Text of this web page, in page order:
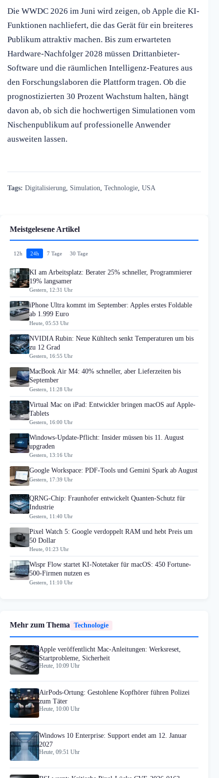
Die WWDC 2026 im Juni wird zeigen, ob Apple die KI-
Funktionen nachliefert, die das Gerät für ein breiteres
Publikum attraktiv machen. Bis zum erwarteten
Hardware-Nachfolger 2028 müssen Drittanbieter-
Software und die räumlichen Intelligenz-Features aus
den Forschungslaboren die Plattform tragen. Ob die
prognostizierten 30 Prozent Wachstum halten, hängt
davon ab, ob sich die hochwertigen Simulationen vom
Nischenpublikum auf professionelle Anwender
ausweiten lassen.
Tags: Digitalisierung Simulation Technologie USA
Meistgelesene Artikel
12h 24h 7 Tage 30 Tage
KI am Arbeitsplatz: Berater 25% schneller, Programmierer
19% langsamer
Gestern, 12:31 Uhr
iPhone Ultra kommt im September: Apples erstes Foldable
ab 1.999 Euro
Heute, 05:53 Uhr
NVIDIA Rubin: Neue Kühltech senkt Temperaturen um bis
zu 12 Grad
Gestern, 16:55 Uhr
MacBook Air M4: 40% schneller, aber Lieferzeiten bis
September
Gestern, 11:28 Uhr
Virtual Mac on iPad: Entwickler bringen macOS auf Apple-
Tablets
Gestern, 16:00 Uhr
Windows-Update-Pflicht: Insider müssen bis 11. August
upgraden
Gestern, 13:16 Uhr
Google Workspace: PDF-Tools und Gemini Spark ab August
Gestern, 17:39 Uhr
QRNG-Chip: Fraunhofer entwickelt Quanten-Schutz für
Industrie
Gestern, 11:40 Uhr
Pixel Watch 5: Google verdoppelt RAM und hebt Preis um
50 Dollar
Heute, 01:23 Uhr
Wispr Flow startet KI-Notetaker für macOS: 450 Fortune-
500-Firmen nutzen es
Gestern, 11:10 Uhr
Mehr zum Thema Technologie
Apple veröffentlicht Mac-Anleitungen: Werksreset,
Startprobleme, Sicherheit
Heute, 10:09 Uhr
AirPods-Ortung: Gestohlene Kopfhörer führen Polizei
zum Täter
Heute, 10:00 Uhr
Windows 10 Enterprise: Support endet am 12. Januar
2027
Heute, 09:51 Uhr